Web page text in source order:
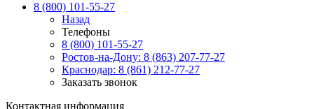
8 (800) 101-55-27
Назад
Телефоны
8 (800) 101-55-27
Ростов-на-Дону: 8 (863) 207-77-27
Краснодар: 8 (861) 212-77-27
Заказать звонок
Контактная информация